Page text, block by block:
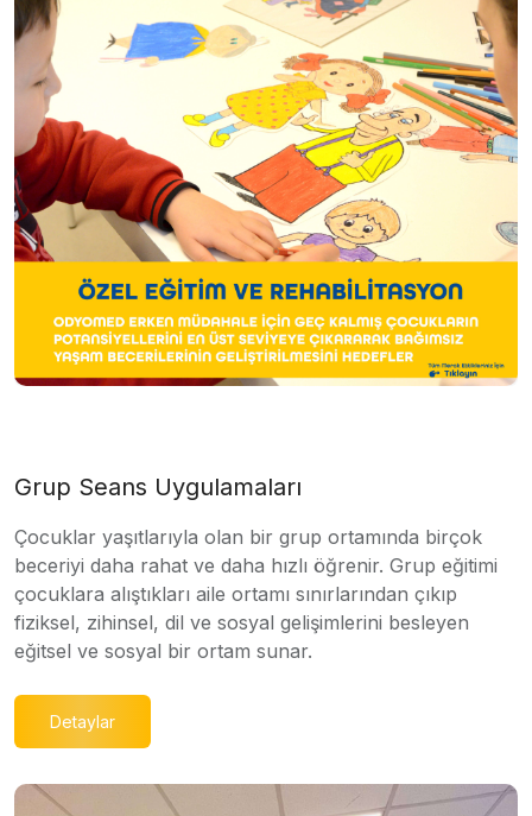
Grup Seans Uygulamaları
Çocuklar yaşıtlarıyla olan bir grup ortamında birçok
beceriyi daha rahat ve daha hızlı öğrenir. Grup eğitimi
çocuklara alıştıkları aile ortamı sınırlarından çıkıp
fiziksel, zihinsel, dil ve sosyal gelişimlerini besleyen
eğitsel ve sosyal bir ortam sunar.
Detaylar